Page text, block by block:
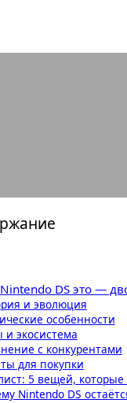
DS это —
и эволюция
особенности
и экосистема
с конкурентами
для покупки
5 вещей,
Nintendo DS